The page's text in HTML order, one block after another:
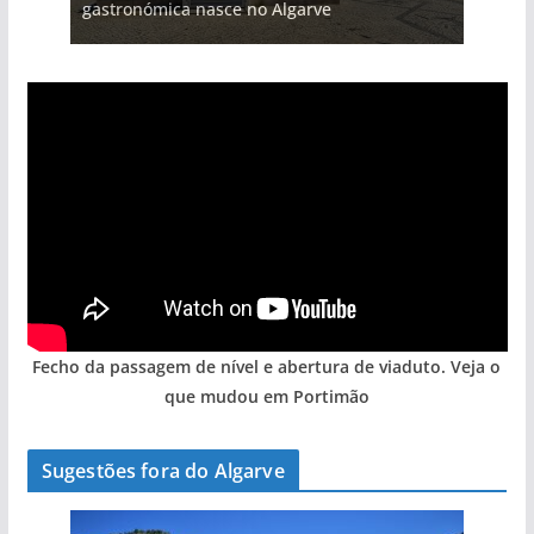
gastronómica nasce no Algarve
arribas em risco no Algarve (com vídeo)
entre redes e fábricas
Algarve voltam a ter vida (com vídeo)
hotéis (com vídeo)
Fecho da passagem de nível e abertura de viaduto. Veja o
que mudou em Portimão
Sugestões fora do Algarve